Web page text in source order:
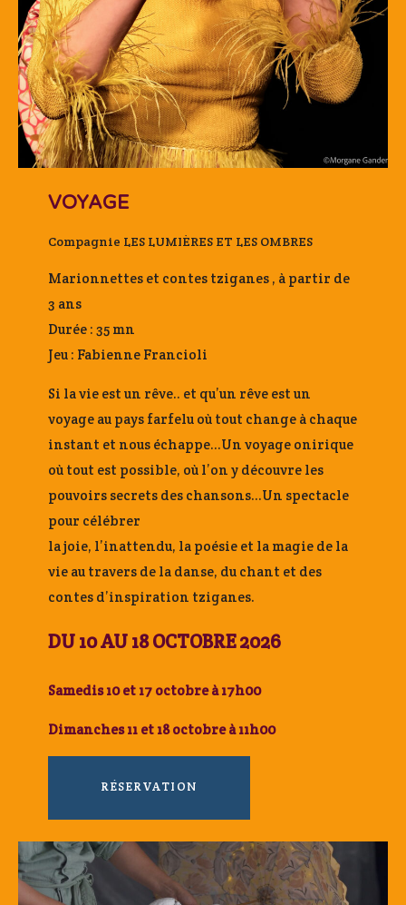
VOYAGE
Compagnie LES LUMIÈRES ET LES OMBRES
Marionnettes et contes tziganes , à partir de
3 ans
Durée : 35 mn
Jeu : Fabienne Francioli
Si la vie est un rêve.. et qu’un rêve est un
voyage au pays farfelu où tout change à chaque
instant et nous échappe…Un voyage onirique
où tout est possible, où l’on y découvre les
pouvoirs secrets des chansons…Un spectacle
pour célébrer
la joie, l’inattendu, la poésie et la magie de la
vie au travers de la danse, du chant et des
contes d’inspiration tziganes.
DU 10 AU 18 OCTOBRE 2026
Samedis 10 et 17 octobre à 17h00
Dimanches 11 et 18 octobre à 11h00
RÉSERVATION